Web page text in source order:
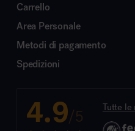
Carrello
Area Personale
Metodi di pagamento
Spedizioni
4.9/5 Tutte le